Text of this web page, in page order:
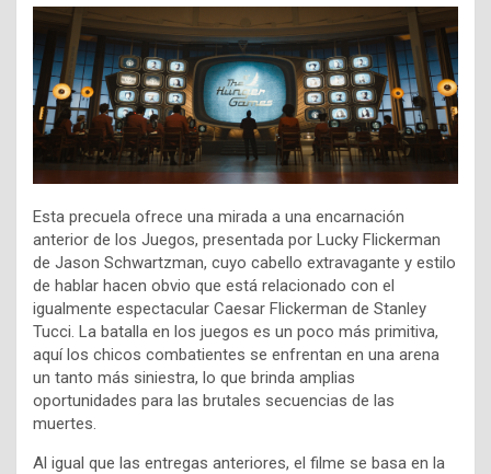
Esta precuela ofrece una mirada a una encarnación
anterior de los Juegos, presentada por Lucky Flickerman
de Jason Schwartzman, cuyo cabello extravagante y estilo
de hablar hacen obvio que está relacionado con el
igualmente espectacular Caesar Flickerman de Stanley
Tucci. La batalla en los juegos es un poco más primitiva,
aquí los chicos combatientes se enfrentan en una arena
un tanto más siniestra, lo que brinda amplias
oportunidades para las brutales secuencias de las
muertes.
Al igual que las entregas anteriores, el filme se basa en la